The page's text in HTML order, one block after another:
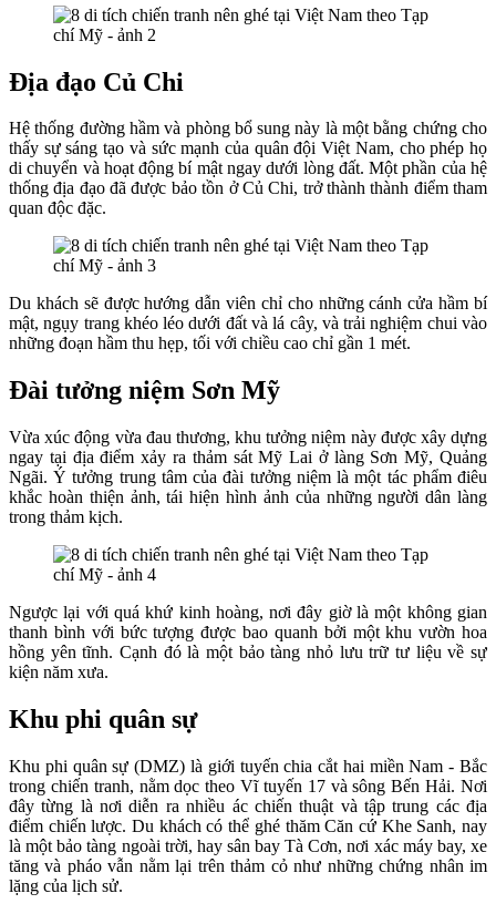
Địa đạo Củ Chi
Hệ thống đường hầm và phòng bổ sung này là một bằng chứng cho
thấy sự sáng tạo và sức mạnh của quân đội Việt Nam, cho phép họ
di chuyển và hoạt động bí mật ngay dưới lòng đất. Một phần của hệ
thống địa đạo đã được bảo tồn ở Củ Chi, trở thành thành điểm tham
quan độc đặc.
Du khách sẽ được hướng dẫn viên chỉ cho những cánh cửa hầm bí
mật, ngụy trang khéo léo dưới đất và lá cây, và trải nghiệm chui vào
những đoạn hầm thu hẹp, tối với chiều cao chỉ gần 1 mét.
Đài tưởng niệm Sơn Mỹ
Vừa xúc động vừa đau thương, khu tưởng niệm này được xây dựng
ngay tại địa điểm xảy ra thảm sát Mỹ Lai ở làng Sơn Mỹ, Quảng
Ngãi. Ý tưởng trung tâm của đài tưởng niệm là một tác phẩm điêu
khắc hoàn thiện ảnh, tái hiện hình ảnh của những người dân làng
trong thảm kịch.
Ngược lại với quá khứ kinh hoàng, nơi đây giờ là một không gian
thanh bình với bức tượng được bao quanh bởi một khu vườn hoa
hồng yên tĩnh. Cạnh đó là một bảo tàng nhỏ lưu trữ tư liệu về sự
kiện năm xưa.
Khu phi quân sự
Khu phi quân sự (DMZ) là giới tuyến chia cắt hai miền Nam - Bắc
trong chiến tranh, nằm dọc theo Vĩ tuyến 17 và sông Bến Hải. Nơi
đây từng là nơi diễn ra nhiều ác chiến thuật và tập trung các địa
điểm chiến lược. Du khách có thể ghé thăm Căn cứ Khe Sanh, nay
là một bảo tàng ngoài trời, hay sân bay Tà Cơn, nơi xác máy bay, xe
tăng và pháo vẫn nằm lại trên thảm cỏ như những chứng nhân im
lặng của lịch sử.